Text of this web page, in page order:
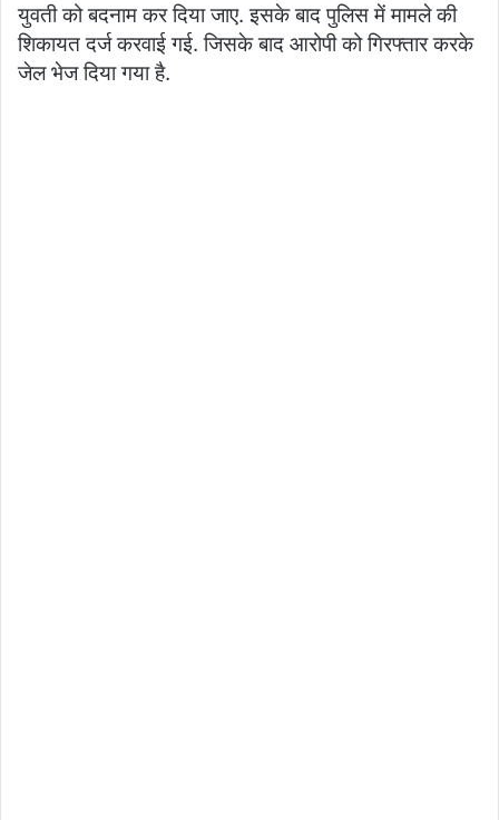
युवती को बदनाम कर दिया जाए. इसके बाद पुलिस में मामले की
शिकायत दर्ज करवाई गई. जिसके बाद आरोपी को गिरफ्तार करके
जेल भेज दिया गया है.